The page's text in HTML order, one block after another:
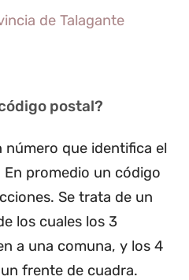
de Talagante
postal?
número que identifica el
promedio un código
Se trata de un
los cuales los 3
a una comuna, y los 4
frente de cuadra.